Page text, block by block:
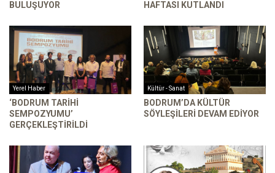
BULUŞUYOR
HAFTASI KUTLANDI
Yerel Haber
‘BODRUM TARIHI
SEMPOZYUMU’
GERÇEKLEŞTIRILDI
Kültür - Sanat
BODRUM’DA KÜLTÜR
SÖYLEŞILERI DEVAM EDIYOR